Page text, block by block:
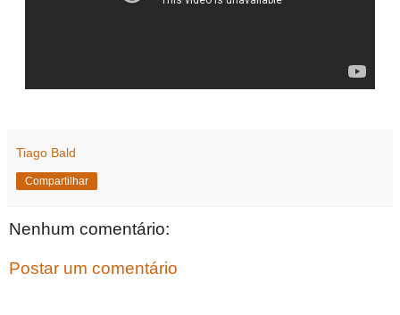
Tiago Bald
Compartilhar
Nenhum comentário:
Postar um comentário